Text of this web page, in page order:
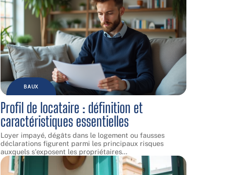
BAUX
Profil de locataire : définition et
caractéristiques essentielles
Loyer impayé, dégâts dans le logement ou fausses
déclarations figurent parmi les principaux risques
auxquels s'exposent les propriétaires…